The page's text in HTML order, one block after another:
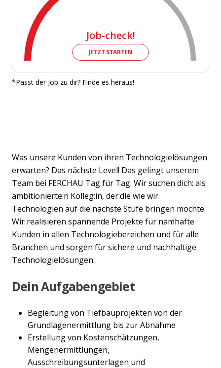
Job-check!
JETZT STARTEN
*Passt der Job zu dir? Finde es heraus!
Was unsere Kunden von ihren Technologielösungen
erwarten? Das nächste Level! Das gelingt unserem
Team bei FERCHAU Tag für Tag. Wir suchen dich: als
ambitionierte:n Kolleg:in, der:die wie wir
Technologien auf die nächste Stufe bringen möchte.
Wir realisieren spannende Projekte für namhafte
Kunden in allen Technologiebereichen und für alle
Branchen und sorgen für sichere und nachhaltige
Technologielösungen.
Dein Aufgabengebiet
Begleitung von Tiefbauprojekten von der
Grundlagenermittlung bis zur Abnahme
Erstellung von Kostenschätzungen,
Mengenermittlungen,
Ausschreibungsunterlagen und